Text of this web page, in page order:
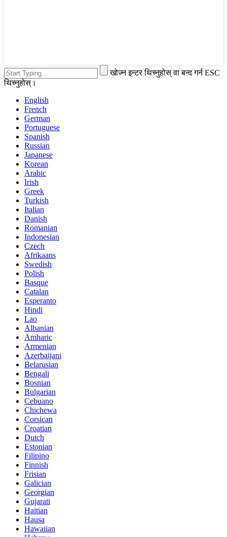
खोज्न इन्टर थिच्नुहोस् वा बन्द गर्न ESC
थिच्नुहोस्।
English
French
German
Portuguese
Spanish
Russian
Japanese
Korean
Arabic
Irish
Greek
Turkish
Italian
Danish
Romanian
Indonesian
Czech
Afrikaans
Swedish
Polish
Basque
Catalan
Esperanto
Hindi
Lao
Albanian
Amharic
Armenian
Azerbaijani
Belarusian
Bengali
Bosnian
Bulgarian
Cebuano
Chichewa
Corsican
Croatian
Dutch
Estonian
Filipino
Finnish
Frisian
Galician
Georgian
Gujarati
Haitian
Hausa
Hawaiian